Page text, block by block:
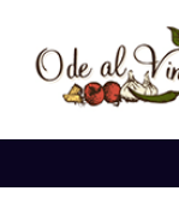
contenuto